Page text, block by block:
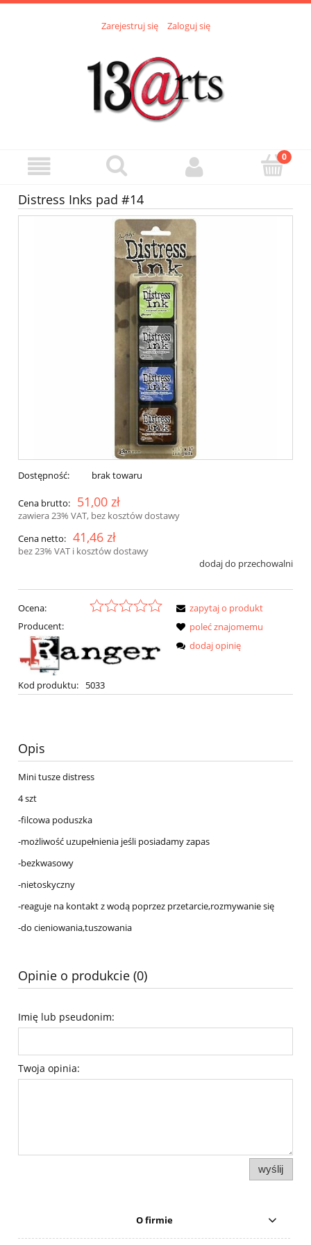
Zarejestruj się Zaloguj się
Distress Inks pad #14
Dostępność: brak towaru
Cena brutto: 51,00 zł
zawiera 23% VAT, bez kosztów dostawy
Cena netto: 41,46 zł
bez 23% VAT i kosztów dostawy
dodaj do przechowalni
Ocena:
Producent:
Kod produktu: 5033
zapytaj o produkt
poleć znajomemu
dodaj opinię
Opis
Mini tusze distress
4 szt
-filcowa poduszka
-możliwość uzupełnienia jeśli posiadamy zapas
-bezkwasowy
-nietoskyczny
-reaguje na kontakt z wodą poprzez przetarcie,rozmywanie się
-do cieniowania,tuszowania
Opinie o produkcie (0)
Imię lub pseudonim:
Twoja opinia:
wyślij
O firmie